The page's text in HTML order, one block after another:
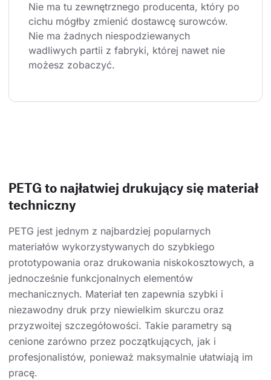
Nie ma tu zewnętrznego producenta, który po
cichu mógłby zmienić dostawcę surowców.
Nie ma żadnych niespodziewanych
wadliwych partii z fabryki, której nawet nie
możesz zobaczyć.
PETG to najłatwiej drukujący się materiał
techniczny
PETG jest jednym z najbardziej popularnych
materiałów wykorzystywanych do szybkiego
prototypowania oraz drukowania niskokosztowych, a
jednocześnie funkcjonalnych elementów
mechanicznych. Materiał ten zapewnia szybki i
niezawodny druk przy niewielkim skurczu oraz
przyzwoitej szczegółowości. Takie parametry są
cenione zarówno przez początkujących, jak i
profesjonalistów, ponieważ maksymalnie ułatwiają im
pracę.